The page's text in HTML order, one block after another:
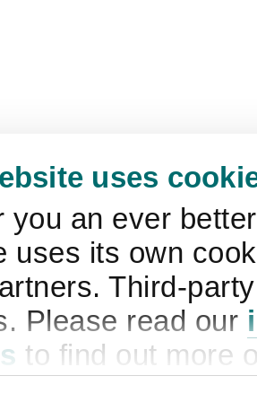
uses
you an ever
uses its own
Third-
Please read our
to find out more